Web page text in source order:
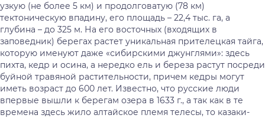
узкую (не более 5 км) и продолговатую (78 км)
тектоническую впадину, его площадь – 22,4 тыс. га, а
глубина – до 325 м. На его восточных (входящих в
заповедник) берегах растет уникальная прителецкая тайга,
которую именуют даже «сибирскими джунглями»: здесь
пихта, кедр и осина, а нередко ель и береза растут посреди
буйной травяной растительности, причем кедры могут
иметь возраст до 600 лет. Известно, что русские люди
впервые вышли к берегам озера в 1633 г., а так как в те
времена здесь жило алтайское племя телесы, то казаки-